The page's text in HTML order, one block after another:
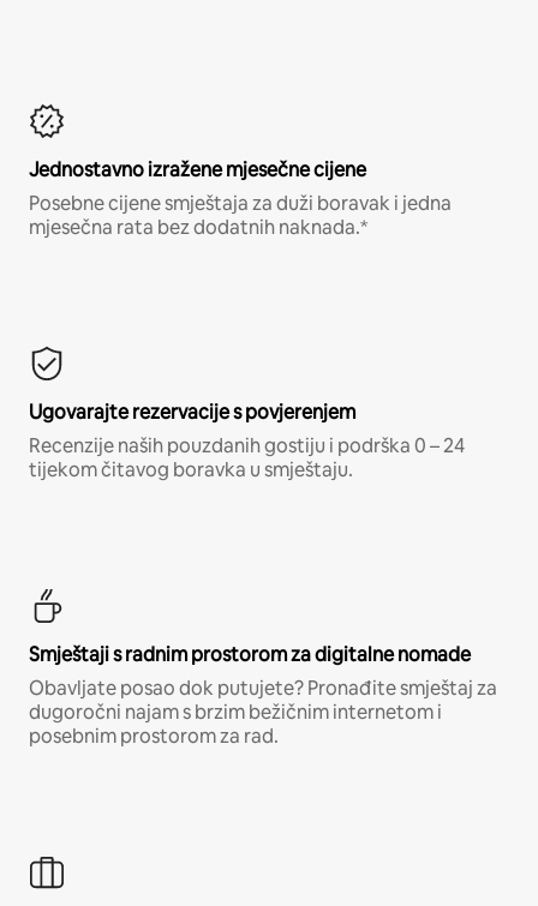
Jednostavno izražene mjesečne cijene
Posebne cijene smještaja za duži boravak i jedna
mjesečna rata bez dodatnih naknada.*
Ugovarajte rezervacije s povjerenjem
Recenzije naših pouzdanih gostiju i podrška 0 – 24
tijekom čitavog boravka u smještaju.
Smještaji s radnim prostorom za digitalne nomade
Obavljate posao dok putujete? Pronađite smještaj za
dugoročni najam s brzim bežičnim internetom i
posebnim prostorom za rad.